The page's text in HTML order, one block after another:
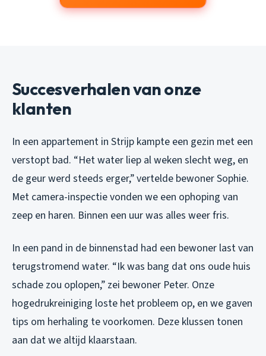
Succesverhalen van onze
klanten
In een appartement in Strijp kampte een gezin met een
verstopt bad. “Het water liep al weken slecht weg, en
de geur werd steeds erger,” vertelde bewoner Sophie.
Met camera-inspectie vonden we een ophoping van
zeep en haren. Binnen een uur was alles weer fris.
In een pand in de binnenstad had een bewoner last van
terugstromend water. “Ik was bang dat ons oude huis
schade zou oplopen,” zei bewoner Peter. Onze
hogedrukreiniging loste het probleem op, en we gaven
tips om herhaling te voorkomen. Deze klussen tonen
aan dat we altijd klaarstaan.